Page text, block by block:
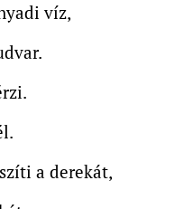
víz,
a derekát,